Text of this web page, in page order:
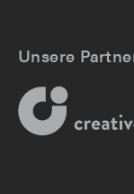
Unsere